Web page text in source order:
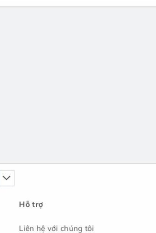
Hỗ trợ
Liên hệ với chúng tôi